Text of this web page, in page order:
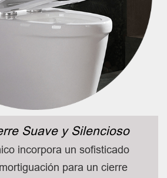
Suave y Silencioso
incorpora un sofisticado
para un cierre